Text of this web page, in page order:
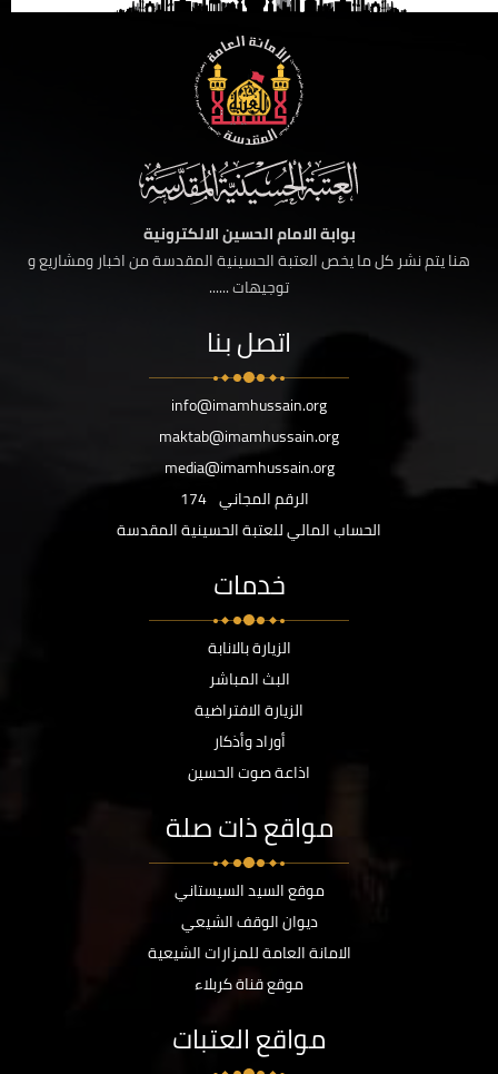
بوابة الامام الحسين الالكترونية
هنا يتم نشر كل ما يخص العتبة الحسينية المقدسة من اخبار ومشاريع و
توجيهات ......
اتصل بنا
info@imamhussain.org
maktab@imamhussain.org
media@imamhussain.org
الرقم المجاني 174
الحساب المالي للعتبة الحسينية المقدسة
خدمات
الزيارة بالانابة
البث المباشر
الزيارة الافتراضية
أوراد وأذكار
اذاعة صوت الحسين
مواقع ذات صلة
موقع السيد السيستاني
ديوان الوقف الشيعي
الامانة العامة للمزارات الشيعية
موقع قناة كربلاء
مواقع العتبات